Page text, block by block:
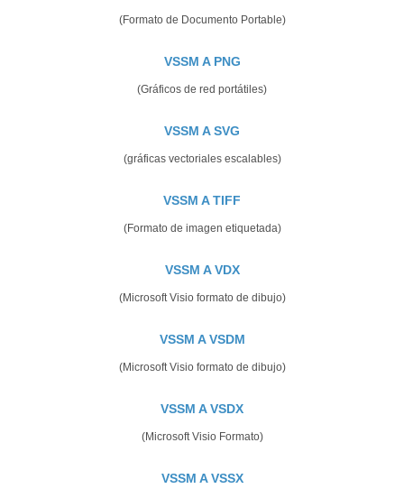
(Formato de Documento Portable)
VSSM A PNG
(Gráficos de red portátiles)
VSSM A SVG
(gráficas vectoriales escalables)
VSSM A TIFF
(Formato de imagen etiquetada)
VSSM A VDX
(Microsoft Visio formato de dibujo)
VSSM A VSDM
(Microsoft Visio formato de dibujo)
VSSM A VSDX
(Microsoft Visio Formato)
VSSM A VSSX